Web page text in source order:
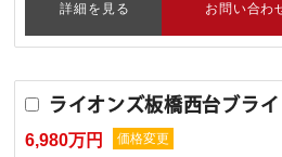
詳細を見る お問い合わ
ライオンズ板橋西台ブライ
6,980万円
価格変更